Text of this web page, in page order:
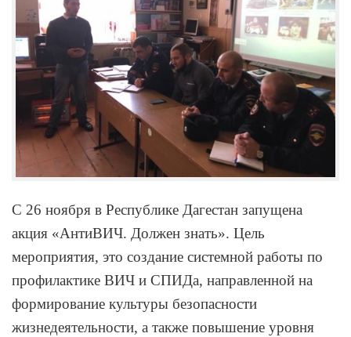
С 26 ноября в Республике Дагестан запущена
акция «АнтиВИЧ. Должен знать». Цель
мероприятия, это создание системной работы по
профилактике ВИЧ и СПИДа, направленной на
формирование культуры безопасности
жизнедеятельности, а также повышение уровня